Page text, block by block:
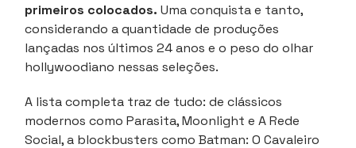
primeiros colocados. Uma conquista e tanto,
considerando a quantidade de produções
lançadas nos últimos 24 anos e o peso do olhar
hollywoodiano nessas seleções.
A lista completa traz de tudo: de clássicos
modernos como Parasita, Moonlight e A Rede
Social, a blockbusters como Batman: O Cavaleiro